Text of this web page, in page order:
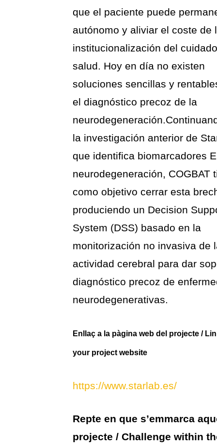
que el paciente puede
autónomo y aliviar el coste de
institucionalización del
salud. Hoy en día no existen
soluciones sencillas y
el diagnóstico precoz de la
la investigación anterior de
que identifica biomarcadores
neurodegeneración, COGBAT
como objetivo cerrar esta
produciendo un Decision
System (DSS) basado en la
monitorización no invasiva de
actividad cerebral para dar
diagnóstico precoz de
neurodegenerativas.
Enllaç a la pàgina web del projecte /
your project website
https://www.starlab.es/
Repte en que s’emmarca
projecte / Challenge within